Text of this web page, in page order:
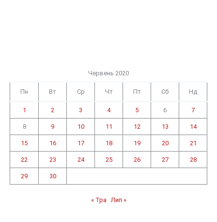
Червень 2020
Пн Вт Ср Чт Пт Сб Нд
1 2 3 4 5 6 7
8 9 10 11 12 13 14
15 16 17 18 19 20 21
22 23 24 25 26 27 28
29 30
« Тра Лип »